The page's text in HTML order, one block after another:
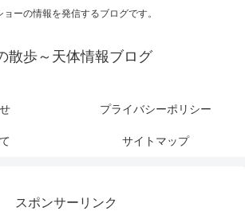
ョーの情報を発信するブログです。
散歩～天体情報ブログ
プライバシーポリシー
サイトマップ
スポンサーリンク